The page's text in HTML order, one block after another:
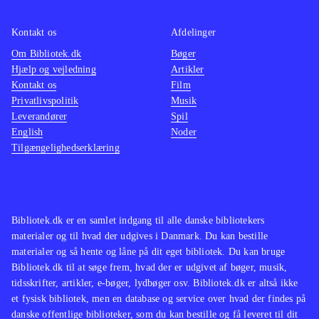
Der er udelukkende mulighed for
singleplayer og ingen onlinefunktion.
Spillet kan gennemføres på 6-7 timer
I opbygning, plot og grafik ligner
spillet andre Springdale-spil som fx
Ud over engene og Over stok og
før. Spillet bidrager ikke med nyt til
genren, men er bestemt et hyggeligt,
om end lidt kortvarigt, bekendtskab.
Bibliotek.dk er en samlet indgang til alle danske bibliotekers
materialer og til hvad der udgives i Danmark. Du kan bestille
materialer og så hente og låne på dit eget bibliotek. Du kan bruge
Bibliotek.dk til at søge frem, hvad der er udgivet af bøger, musik,
tidsskrifter, artikler, e-bøger, lydbøger osv. Bibliotek.dk er altså ikke
et fysisk bibliotek, men en database og service over hvad der findes på
danske offentlige biblioteker, som du kan bestille og få leveret til dit
Kontakt os
Om Bibliotek.dk
Hjælp og vejledning
Kontakt os
Privatlivspolitik
Leverandører
English
Tilgængelighedserklæring
Afdelinger
Bøger
Artikler
Film
Musik
Spil
Noder